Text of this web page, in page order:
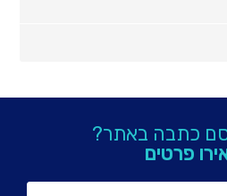
כתבה באתר?
פרטים